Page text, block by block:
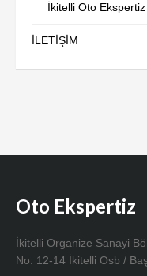
İkitelli Oto
İLETİŞİM
Oto Ekspertiz
İkitelli Organize Sanayi
No: 12-14 İkitelli Osb /